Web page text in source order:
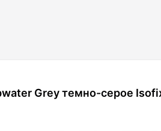
Grey темно-серое